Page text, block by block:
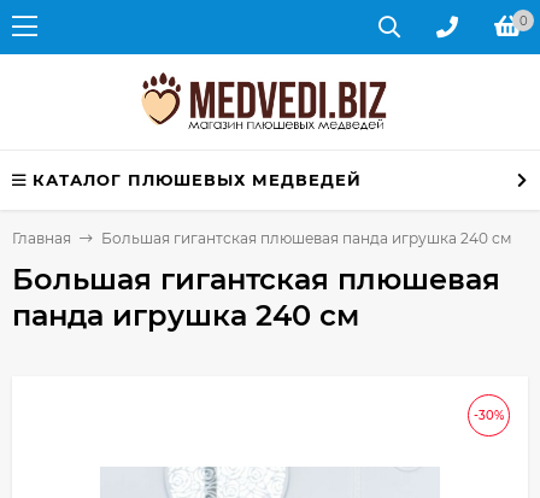
0
КАТАЛОГ ПЛЮШЕВЫХ МЕДВЕДЕЙ
Главная Большая гигантская плюшевая панда игрушка 240 см
Большая гигантская плюшевая
панда игрушка 240 см
-30%